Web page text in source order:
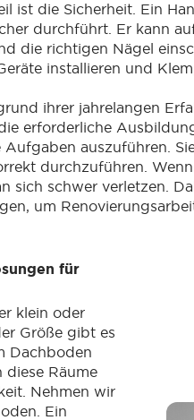
ist die Sicherheit. Ein
durchführt. Er kann
die richtigen Nägel
installieren und
ihrer jahrelangen
erforderliche
auszuführen.
durchzuführen.
sich schwer verletzen.
um
für
klein oder
Größe gibt es
Dachboden
diese Räume
Nehmen wir
Ein